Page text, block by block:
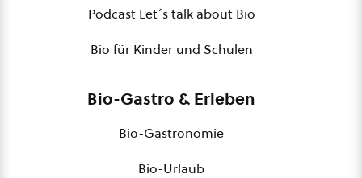
Podcast Let´s talk about Bio
Bio für Kinder und Schulen
Bio-Gastro & Erleben
Bio-Gastronomie
Bio-Urlaub